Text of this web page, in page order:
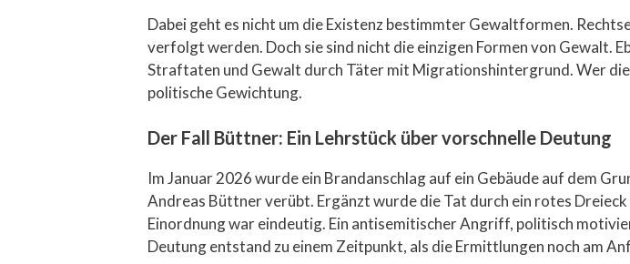
Dabei geht es nicht um die Existenz bestimmter Gewaltformen.
verfolgt werden. Doch sie sind nicht die einzigen Formen von
Straftaten und Gewalt durch Täter mit Migrationshintergrund. Wer
politische Gewichtung.
Der Fall Büttner: Ein Lehrstück über vorschnelle Deutung
Im Januar 2026 wurde ein Brandanschlag auf ein Gebäude auf dem
Andreas Büttner verübt. Ergänzt wurde die Tat durch ein rotes
Einordnung war eindeutig. Ein antisemitischer Angriff, politisch
Deutung entstand zu einem Zeitpunkt, als die Ermittlungen noch am